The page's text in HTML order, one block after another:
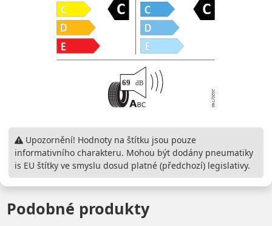
Upozornění! Hodnoty na štítku jsou pouze
informativního charakteru. Mohou být dodány pneumatiky
is EU štítky ve smyslu dosud platné (předchozí) legislativy.
Podobné produkty